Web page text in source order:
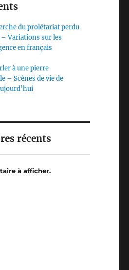
du prolétariat perdu
Variations sur les
en français
à une pierre
– Scènes de vie de
récents
à afficher.